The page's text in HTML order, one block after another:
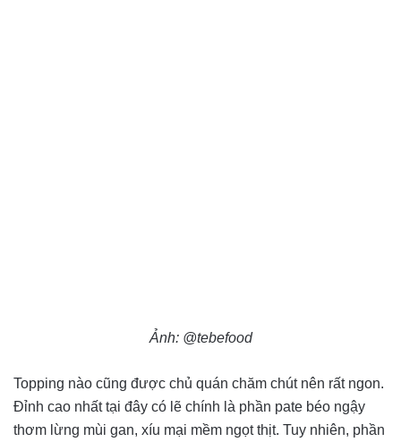
Ảnh: @tebefood
Topping nào cũng được chủ quán chăm chút nên rất ngon.
Đỉnh cao nhất tại đây có lẽ chính là phần pate béo ngậy
thơm lừng mùi gan, xíu mại mềm ngọt thịt. Tuy nhiên, phần